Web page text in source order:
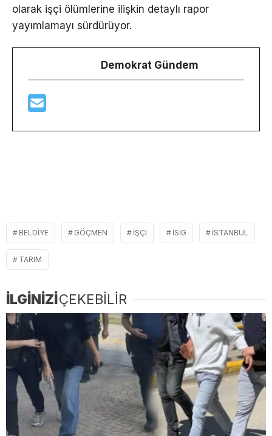
olarak işçi ölümlerine ilişkin detaylı rapor
yayımlamayı sürdürüyor.
Demokrat Gündem
BELDIYE GÖÇMEN IŞÇI ISIG ISTANBUL
TARIM
İLGİNİZİÇEKEBİLİR